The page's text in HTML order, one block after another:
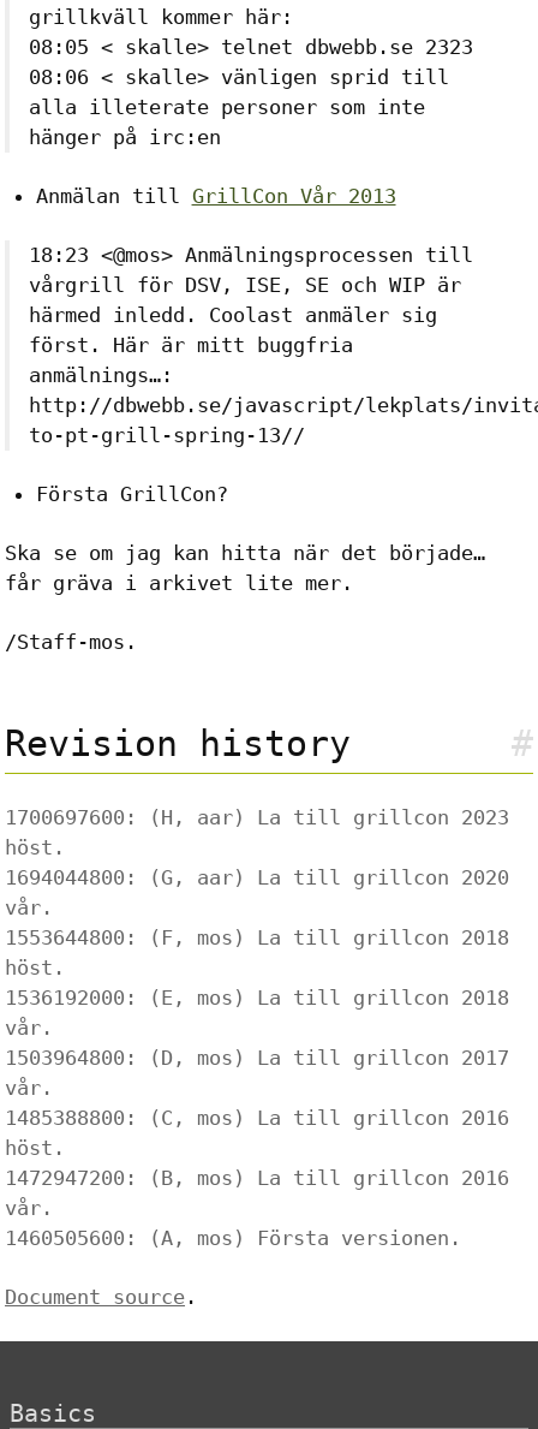
grillkväll kommer här:
08:05 < skalle> telnet dbwebb.se 2323
08:06 < skalle> vänligen sprid till
alla illeterate personer som inte
hänger på irc:en
Anmälan till GrillCon Vår 2013
18:23 <@mos> Anmälningsprocessen till
vårgrill för DSV, ISE, SE och WIP är
härmed inledd. Coolast anmäler sig
först. Här är mitt buggfria
anmälnings…:
http://dbwebb.se/javascript/lekplats/
to-pt-grill-spring-13//
Första GrillCon?
Ska se om jag kan hitta när det började…
får gräva i arkivet lite mer.
/Staff-mos.
#
Revision history
1700697600: (H, aar) La till grillcon 2023
höst.
1694044800: (G, aar) La till grillcon 2020
vår.
1553644800: (F, mos) La till grillcon 2018
höst.
1536192000: (E, mos) La till grillcon 2018
vår.
1503964800: (D, mos) La till grillcon 2017
vår.
1485388800: (C, mos) La till grillcon 2016
höst.
1472947200: (B, mos) La till grillcon 2016
vår.
1460505600: (A, mos) Första versionen.
Document source .
Basics